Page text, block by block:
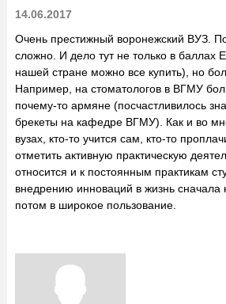
14.06.2017
Очень престижный воронежский ВУЗ.
сложно. И дело тут не только в баллах
нашей стране можно все купить), но
Например, на стоматологов в ВГМУ
почему-то армяне (посчастливилось
брекеты на кафедре ВГМУ). Как и во
вузах, кто-то учится сам, кто-то
отметить активную практическую
относится и к постоянным практикам
внедрению инноваций в жизнь сначала
потом в широкое пользование.